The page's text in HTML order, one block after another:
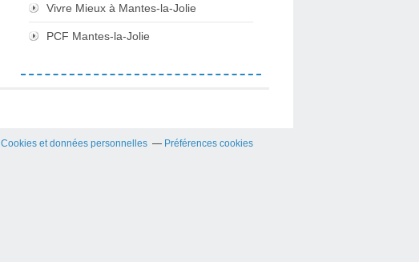
Vivre Mieux à Mantes-la-Jolie
PCF Mantes-la-Jolie
Cookies et données personnelles Préférences cookies